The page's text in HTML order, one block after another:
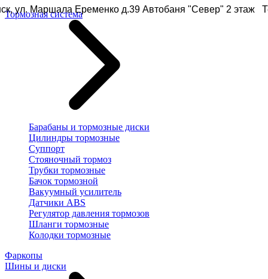
ул. Маршала Еременко д.39 Автобаня "Север" 2 этаж
Тормозная система
Барабаны и тормозные диски
Цилиндры тормозные
Суппорт
Стояночный тормоз
Трубки тормозные
Бачок тормозной
Вакуумный усилитель
Датчики ABS
Регулятор давления тормозов
Шланги тормозные
Колодки тормозные
Фаркопы
Шины и диски